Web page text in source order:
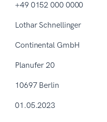
+49 0152 000 0000
Lothar Schnellinger
Continental GmbH
Planufer 20
10697 Berlin
01.05.2023